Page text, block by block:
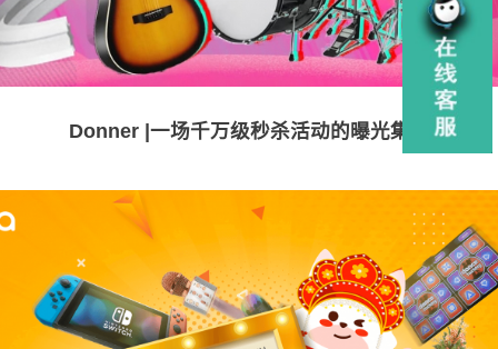
Donner |一场千万级秒杀活动的曝光集客